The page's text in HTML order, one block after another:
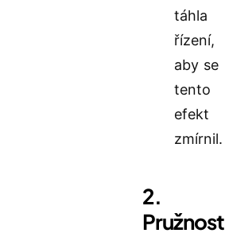
táhla
řízení,
aby se
tento
efekt
zmírnil.
2.
Pružnost